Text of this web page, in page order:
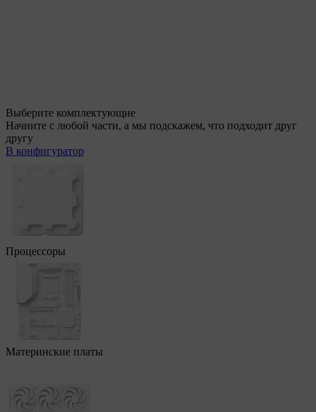
Выберите комплектующие
Начните с любой части, а мы подскажем, что подходит друг
другу
В конфигуратор
Процессоры
Материнские платы